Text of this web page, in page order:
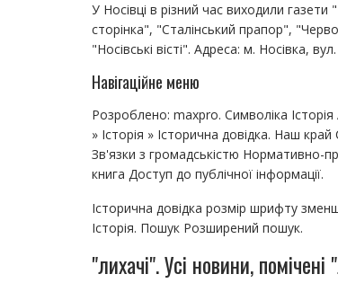
У Носівці в різний час виходили
сторінка", "Сталінський прапор",
"Носівські вісті". Адреса: м. Носівка,
Навігаційне меню
Розроблено: maxpro. Символіка
» Історія » Історична довідка. Наш
Зв'язки з громадськістю Нормативно-
книга Доступ до публічної інформації.
Історична довідка розмір шрифту
Історія. Пошук Розширений пошук.
"лихачі". Усі новини,